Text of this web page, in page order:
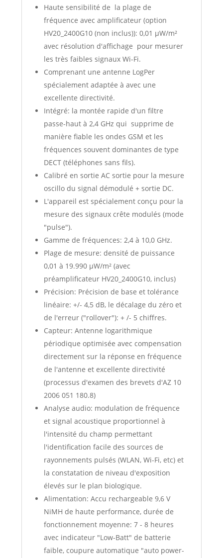
Haute sensibilité de la plage de
fréquence avec amplificateur (option
HV20_2400G10 (non inclus)): 0,01 µW/m²
avec résolution d'affichage pour mesurer
les très faibles signaux Wi-Fi.
Comprenant une antenne LogPer
spécialement adaptée à avec une
excellente directivité.
Intégré: la montée rapide d'un filtre
passe-haut à 2,4 GHz qui supprime de
manière fiable les ondes GSM et les
fréquences souvent dominantes de type
DECT (téléphones sans fils).
Calibré en sortie AC sortie pour la mesure
oscillo du signal démodulé + sortie DC.
L'appareil est spécialement conçu pour la
mesure des signaux crête modulés (mode
"pulse").
Gamme de fréquences: 2,4 à 10,0 GHz.
Plage de mesure: densité de puissance
0,01 à 19.990 µW/m² (avec
préamplificateur HV20_2400G10, inclus)
Précision: Précision de base et tolérance
linéaire: +/- 4,5 dB, le décalage du zéro et
de l'erreur ("rollover"): + /- 5 chiffres.
Capteur: Antenne logarithmique
périodique optimisée avec compensation
directement sur la réponse en fréquence
de l'antenne et excellente directivité
(processus d'examen des brevets d'AZ 10
2006 051 180.8)
Analyse audio: modulation de fréquence
et signal acoustique proportionnel à
l'intensité du champ permettant
l'identification facile des sources de
rayonnements pulsés (WLAN, Wi-Fi, etc) et
la constatation de niveau d'exposition
élevés sur le plan biologique.
Alimentation: Accu rechargeable 9,6 V
NiMH de haute performance, durée de
fonctionnement moyenne: 7 - 8 heures
avec indicateur "Low-Batt" de batterie
faible, coupure automatique "auto power-